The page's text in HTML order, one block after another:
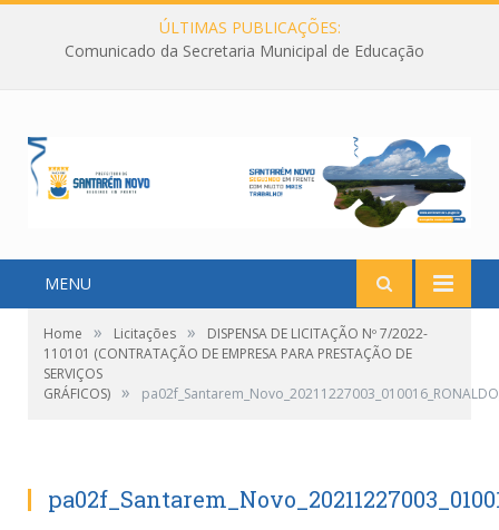
ÚLTIMAS PUBLICAÇÕES:
Comunicado da Secretaria Municipal de Educação
MENU
Home » Licitações »
DISPENSA DE LICITAÇÃO Nº 7/2022-
110101 (CONTRATAÇÃO DE EMPRESA PARA PRESTAÇÃO DE
SERVIÇOS
GRÁFICOS) »